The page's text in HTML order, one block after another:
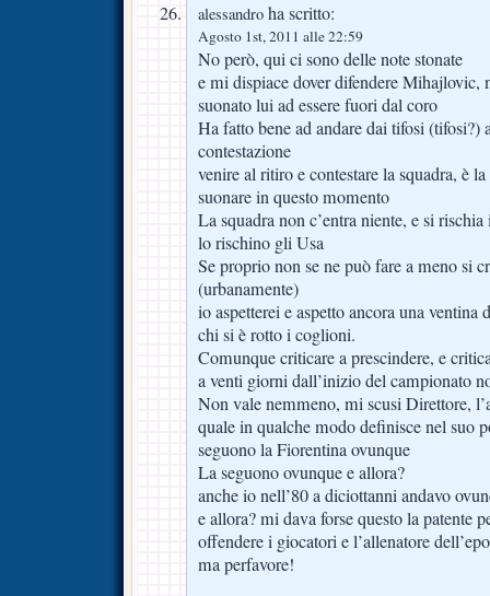
alessandro ha scritto:
Agosto 1st, 2011 alle 22:59
No però, qui ci sono delle note stonate
e mi dispiace dover difendere Mihajlovic,
suonato lui ad essere fuori dal coro
Ha fatto bene ad andare dai tifosi (tifosi?)
contestazione
venire al ritiro e contestare la squadra, è
suonare in questo momento
La squadra non c’entra niente, e si
lo rischino gli Usa
Se proprio non se ne può fare a meno si
(urbanamente)
io aspetterei e aspetto ancora una
chi si è rotto i coglioni.
Comunque criticare a prescindere, e
a venti giorni dall’inizio del campionato
Non vale nemmeno, mi scusi Direttore,
quale in qualche modo definisce nel suo
seguono la Fiorentina ovunque
La seguono ovunque e allora?
anche io nell’80 a diciottanni andavo
e allora? mi dava forse questo la patente
offendere i giocatori e l’allenatore
ma perfavore!